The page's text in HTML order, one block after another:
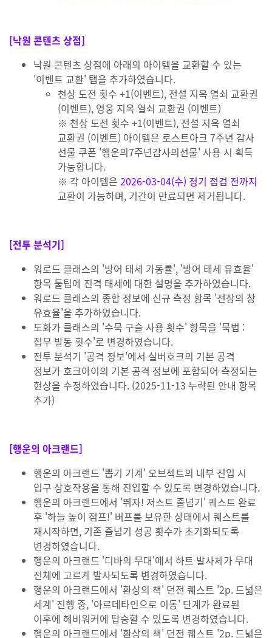
[낙원 콘텐츠 상점]
낙원 콘텐츠 상점에 아래의 아이템을 교환할 수 있는
'이벤트 교환' 탭을 추가하였습니다.
천상 도전 횟수 +1(이벤트), 전설 지옥 열쇠 교환권
(이벤트), 영웅 지옥 열쇠 교환권 (이벤트)
※ 천상 도전 횟수 +1(이벤트), 전설 지옥 열쇠
교환권 (이벤트) 아이템은 로스트아크 7주년 감사
선물 쿠폰 '행운의7주년감사의선물' 사용 시 획득
가능합니다.
※ 각 아이템은 2026-03-04(수) 정기 점검 전까지
교환이 가능하며, 기간이 만료되면 제거됩니다.
[전투 분석기]
워로드 클래스의 '방어 태세 가동률', '방어 태세 유효율'
항목 툴팁에 진격 태세에 대한 설명을 추가하였습니다.
워로드 클래스의 종합 정보에 신규 측정 항목 '전장의 창
유효율'을 추가하였습니다.
도화가 클래스의 '수묵 구슬 사용 횟수' 항목을 '묵법 :
접무 발동 횟수'로 변경하였습니다.
전투 분석기 '공격 정보'에서 실버호크의 기본 공격
정보가 호크아이의 기본 공격 정보에 포함되어 측정되는
현상을 수정하였습니다. (2025-11-13 누락된 안내 항목
추가)
[행운의 아크랜드]
행운의 아크랜드 '뽑기 기계' 오브젝트의 내부 진입 시
입구 상호작용을 통해 진입할 수 있도록 변경하였습니다.
행운의 아크랜드에서 '뛰자! 저스트 줄넘기' 퀘스트 완료
후 '하늘 높이 점프!' 버프를 보유한 상태에서 퀘스트를
재시작하면, 기존 줄넘기 성공 횟수가 초기화되도록
변경하였습니다.
행운의 아크랜드 '디바의 무대'에서 하트 발사체가 무대
전체에 고르게 발사되도록 변경하였습니다.
행운의 아크랜드에서 '환상의 책' 던전 퀘스트 '2p. 드넓은
세계' 진행 중, '아르데타인으로 이동' 단계가 완료된
이후에 헤비워커에 탑승할 수 있도록 변경하였습니다.
행운의 아크랜드에서 '환상의 책' 던전 퀘스트 '2p. 드넓은